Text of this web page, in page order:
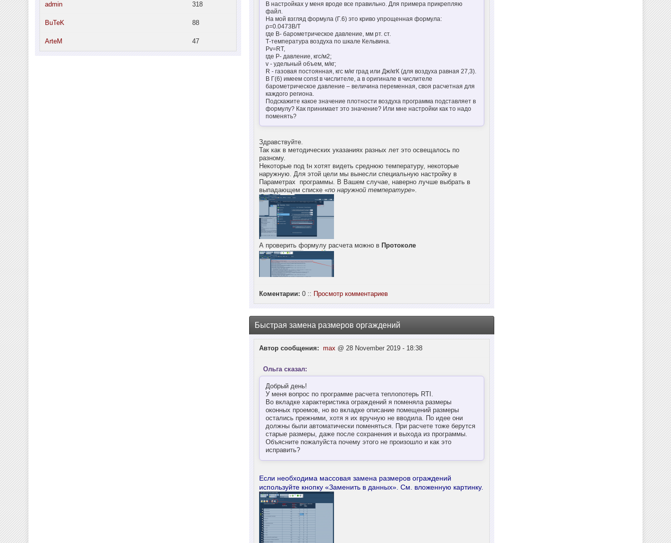
admin 318
BuTeK 88
ArteM 47
В настройках у меня вроде все правильно. Для примера прикрепляю
файл.
На мой взгляд формула (Г.6) это криво упрощенная формула:
ρ=0.0473B/T
где В- барометрическое давление, мм рт. ст.
Т-температура воздуха по шкале Кельвина.
Pv=RT,
где Р- давление, кгс/м2;
v - удельный объем, м/кг;
R - газовая постоянная, кгс м/кг град или Дж/кгК (для воздуха равная 27,3).
В Г(6) имеем const в числителе, а в оригинале в числителе
барометрическое давление – величина переменная, своя расчетная для
каждого региона.
Подскажите какое значение плотности воздуха программа подставляет в
формулу? Как принимает это значение? Или мне настройки как то надо
поменять?
Здравствуйте.
Так как в методических указаниях разных лет это освещалось по
разному.
Некоторые под tн хотят видеть среднюю температуру, некоторые
наружную. Для этой цели мы вынесли специальную настройку в
Параметрах программы. В Вашем случае, наверно лучше выбрать в
выпадающем списке «по наружной температуре».
А проверить формулу расчета можно в Протоколе
Коментарии: 0 :: Просмотр комментариев
Быстрая замена размеров оргаждений
Автор сообщения: max @ 28 November 2019 - 18:38
Ольга сказал:
Добрый день!
У меня вопрос по программе расчета теплопотерь RTI.
Во вкладке характеристика ограждений я поменяла размеры
оконных проемов, но во вкладке описание помещений размеры
остались прежними, хотя я их вручную не вводила. По идее они
должны были автоматически поменяться. При расчете тоже берутся
старые размеры, даже после сохранения и выхода из программы.
Объясните пожалуйста почему этого не произошло и как это
исправить?
Если необходима массовая замена размеров ограждений
используйте кнопку «Заменить в данных». См. вложенную картинку.